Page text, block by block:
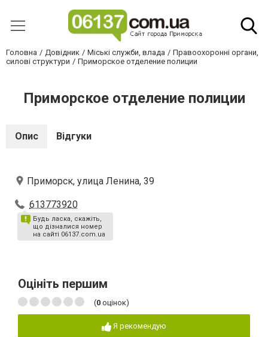
Головна Довідник Міські служби, влада
Правоохоронні органи,
силові структури
Приморское отделение полиции
Приморское отделение полиции
Опис Відгуки
Приморск, улица Ленина, 39
613773920
Будь ласка, скажіть,
що дізналися номер
на сайті 06137.com.ua
Оцініть першим
(0 оцінок)
Я рекомендую